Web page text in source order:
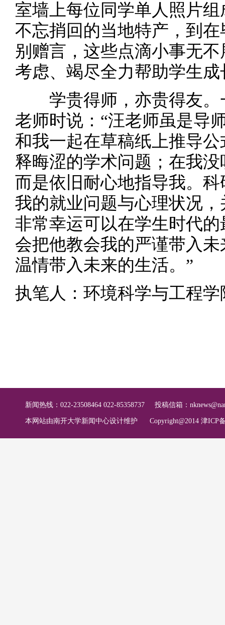
室墙上每位同学单人照片
不忘捎回的当地特产，到
别赠言，这些点滴小事无
考虑、竭尽全力帮助学生
学贵得师，亦贵得友。
老师时说：“汪老师虽是导
和我一起在草稿纸上推导
释晦涩的学术问题；在我
而是依旧耐心地指导我。
我的就业问题与心理状况
非常幸运可以在学生时代
会把他教会我的严谨带入
温情带入未来的生活。”
执笔人：环境科学与工程
新闻热线：022-23508464 022-85358737 投稿信箱：
本网站由南开大学新闻中心设计维护 Copyright@2014 津ICP